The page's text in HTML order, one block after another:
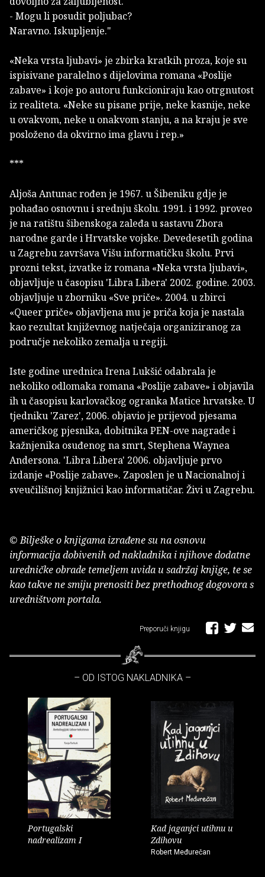
- Mogu li posudit poljubac?
Naravno. Iskupljenje."
«Neka vrsta ljubavi» je zbirka kratkih proza, koje su
ispisivane paralelno s dijelovima romana «Poslije
zabave» i koje po autoru funkcioniraju kao otrgnutost
iz realiteta. «Neke su pisane prije, neke kasnije, neke
u ovakvom, neke u onakvom stanju, a na kraju je sve
posloženo da okvirno ima glavu i rep.»
***
Aljoša Antunac rođen je 1967. u Šibeniku gdje je
pohađao osnovnu i srednju školu. 1991. i 1992. proveo
je na ratištu šibenskoga zaleđa u sastavu Zbora
narodne garde i Hrvatske vojske. Devedesetih godina
u Zagrebu završava Višu informatičku školu. Prvi
prozni tekst, izvatke iz romana «Neka vrsta ljubavi»,
objavljuje u časopisu 'Libra Libera' 2002. godine. 2003.
objavljuje u zborniku «Sve priče». 2004. u zbirci
«Queer priče» objavljena mu je priča koja je nastala
kao rezultat književnog natječaja organiziranog za
područje nekoliko zemalja u regiji.
Iste godine urednica Irena Lukšić odabrala je
nekoliko odlomaka romana «Poslije zabave» i objavila
ih u časopisu karlovačkog ogranka Matice hrvatske. U
tjedniku 'Zarez', 2006. objavio je prijevod pjesama
američkog pjesnika, dobitnika PEN-ove nagrade i
kažnjenika osuđenog na smrt, Stephena Waynea
Andersona. 'Libra Libera' 2006. objavljuje prvo
izdanje «Poslije zabave». Zaposlen je u Nacionalnoj i
sveučilišnoj knjižnici kao informatičar. Živi u Zagrebu.
© Bilješke o knjigama izrađene su na osnovu
informacija dobivenih od nakladnika i njihove dodatne
uredničke obrade temeljem uvida u sadržaj knjige, te se
kao takve ne smiju prenositi bez prethodnog dogovora s
uredništvom portala.
Preporuči knjigu
– OD ISTOG NAKLADNIKA –
Portugalski
nadrealizam I
Kad jaganjci utihnu u
Zdihovu
Robert Međurečan